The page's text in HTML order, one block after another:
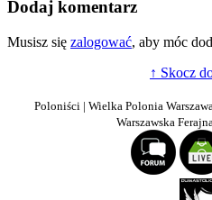
Dodaj komentarz
Musisz się zalogować, aby móc
↑ Skocz
Poloniści | Wielka Polonia
Warszawska